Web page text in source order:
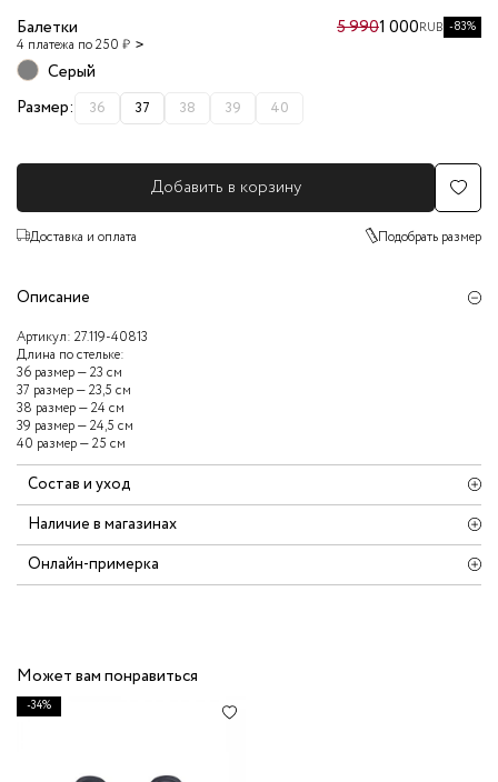
Балетки
4 платежа по 250 ₽
5 9901 000RUB -83%
Серый
Размер:
36 37 38 39 40
Добавить в корзину
Доставка и оплата Подобрать размер
Описание
Артикул: 27.119-40813
Длина по стельке:
36 размер — 23 см
37 размер — 23,5 см
38 размер — 24 см
39 размер — 24,5 см
40 размер — 25 см
Состав и уход
Наличие в магазинах
Онлайн-примерка
Может вам понравиться
-34%